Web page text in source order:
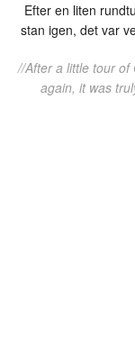
Efter en liten
stan igen, det var
//After a little tour of
again, it was